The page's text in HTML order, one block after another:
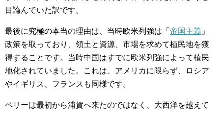
目論んでいた訳です。
最後に究極の本当の理由は、当時欧米列強は「 帝国主義 」
政策を取っており、領土と資源、市場を求めて植民地を獲
得することです。当時中国はすでに欧米列強によって植民
地化されていました。これは、アメリカに限らず、ロシア
やイギリス、フランスも同様です。
ペリーは最初から浦賀へ来たのではなく、大西洋を越えて